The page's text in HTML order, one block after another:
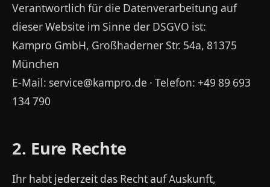
Verantwortlich für die Datenverarbeitung auf
dieser Website im Sinne der DSGVO ist:
Kampro GmbH, Großhaderner Str. 54a, 81375
München
E-Mail: service@kampro.de · Telefon: +49 89 693
134 790
2. Eure Rechte
Ihr habt jederzeit das Recht auf Auskunft,